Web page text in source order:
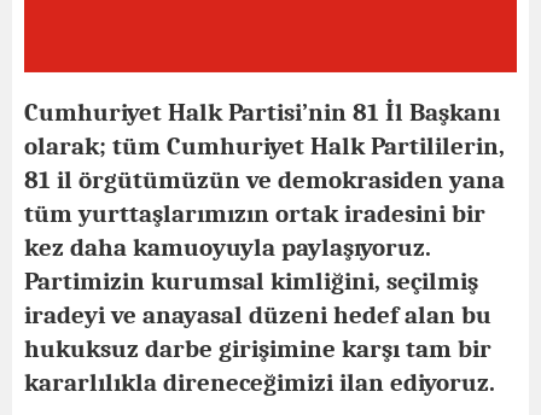
Cumhuriyet Halk Partisi’nin 81 İl Başkanı
olarak; tüm Cumhuriyet Halk Partililerin,
81 il örgütümüzün ve demokrasiden yana
tüm yurttaşlarımızın ortak iradesini bir
kez daha kamuoyuyla paylaşıyoruz.
Partimizin kurumsal kimliğini, seçilmiş
iradeyi ve anayasal düzeni hedef alan bu
hukuksuz darbe girişimine karşı tam bir
kararlılıkla direneceğimizi ilan ediyoruz.